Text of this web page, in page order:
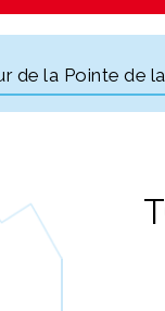
de la Pointe de